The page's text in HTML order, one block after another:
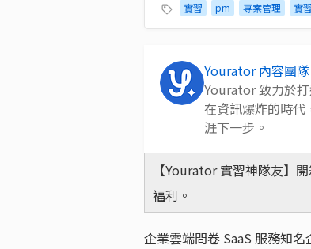
實習 pm 專案管理 實
Yourator 內容團隊
Yourator 致力於
在資訊爆炸的時代
涯下一步。
【Yourator 實習神隊友】
福利。
企業雲端問卷 SaaS 服務知